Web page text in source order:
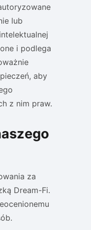
lub
i podlega
aby
z nim praw.
za
Dream-Fi.